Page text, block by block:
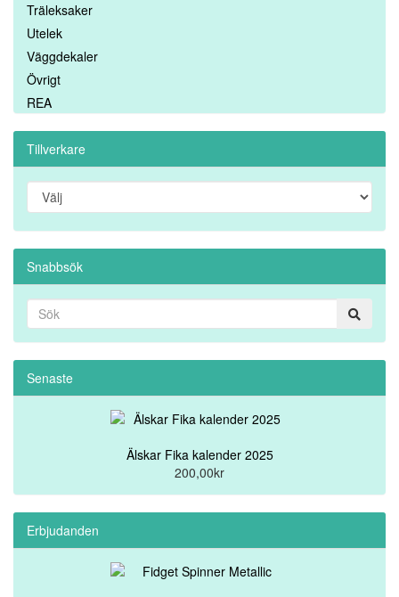
Träleksaker
Utelek
Väggdekaler
Övrigt
REA
Tillverkare
Snabbsök
Senaste
Älskar Fika kalender 2025
200,00kr
Erbjudanden